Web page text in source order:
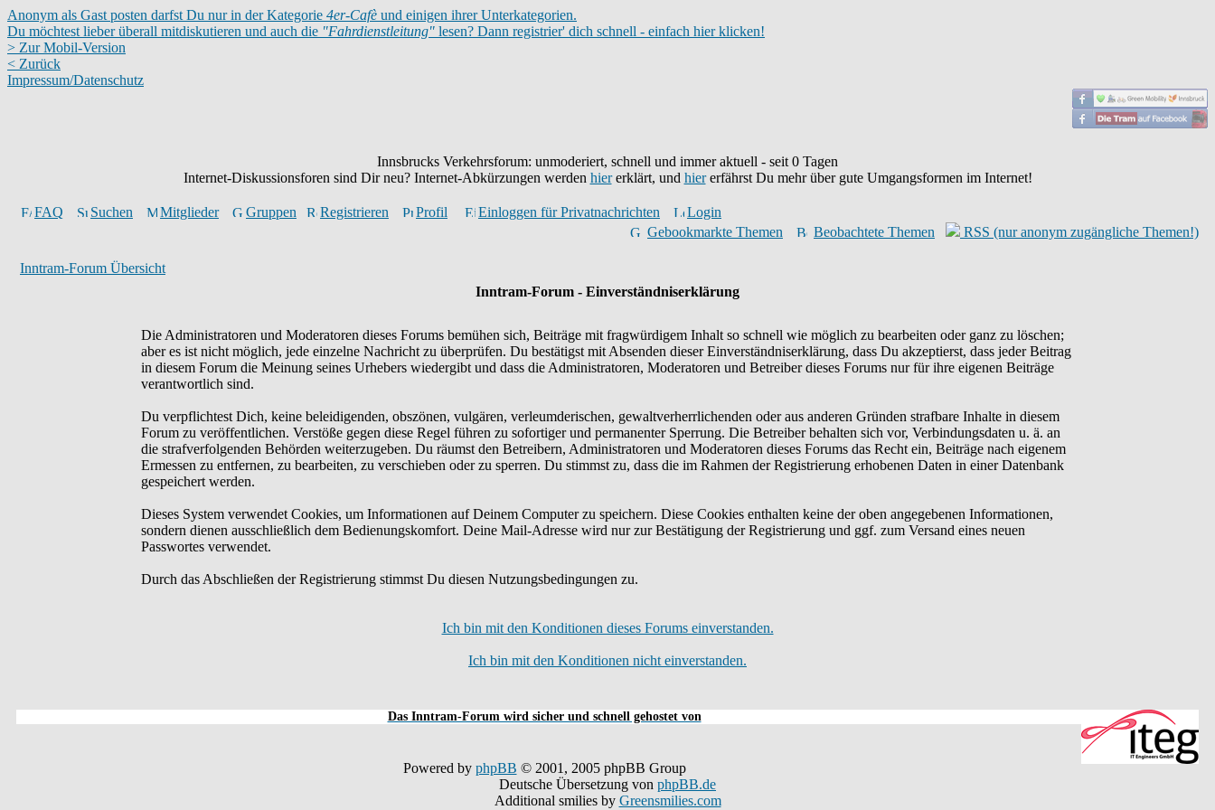
Anonym als Gast posten darfst Du nur in der Kategorie 4er-Cafè und einigen ihrer Unterkategorien.
Du möchtest lieber überall mitdiskutieren und auch die "Fahrdienstleitung" lesen? Dann registrier' dich schnell - einfach hier klicken!
> Zur Mobil-Version
< Zurück
Impressum/Datenschutz
Innsbrucks Verkehrsforum: unmoderiert, schnell und immer aktuell - seit 0 Tagen
Internet-Diskussionsforen sind Dir neu? Internet-Abkürzungen werden hiererklärt, und hiererfährst Du mehr über gute Umgangsformen im Internet!
FAQ Suchen Mitglieder Gruppen Registrieren Profil Einloggen für Privatnachrichten
Login
Gebookmarkte Themen
Beobachtete Themen RSS (nur anonym zugängliche Themen!)
Inntram-Forum Übersicht
Inntram-Forum - Einverständniserklärung
Die Administratoren und Moderatoren dieses Forums bemühen sich, Beiträge mit fragwürdigem Inhalt so schnell wie möglich zu bearbeiten oder ganz zu löschen;
aber es ist nicht möglich, jede einzelne Nachricht zu überprüfen. Du bestätigst mit Absenden dieser Einverständniserklärung, dass Du akzeptierst, dass jeder Beitrag
in diesem Forum die Meinung seines Urhebers wiedergibt und dass die Administratoren, Moderatoren und Betreiber dieses Forums nur für ihre eigenen Beiträge
verantwortlich sind.
Du verpflichtest Dich, keine beleidigenden, obszönen, vulgären, verleumderischen, gewaltverherrlichenden oder aus anderen Gründen strafbare Inhalte in diesem
Forum zu veröffentlichen. Verstöße gegen diese Regel führen zu sofortiger und permanenter Sperrung. Die Betreiber behalten sich vor, Verbindungsdaten u. ä. an
die strafverfolgenden Behörden weiterzugeben. Du räumst den Betreibern, Administratoren und Moderatoren dieses Forums das Recht ein, Beiträge nach eigenem
Ermessen zu entfernen, zu bearbeiten, zu verschieben oder zu sperren. Du stimmst zu, dass die im Rahmen der Registrierung erhobenen Daten in einer Datenbank
gespeichert werden.
Dieses System verwendet Cookies, um Informationen auf Deinem Computer zu speichern. Diese Cookies enthalten keine der oben angegebenen Informationen,
sondern dienen ausschließlich dem Bedienungskomfort. Deine Mail-Adresse wird nur zur Bestätigung der Registrierung und ggf. zum Versand eines neuen
Passwortes verwendet.
Durch das Abschließen der Registrierung stimmst Du diesen Nutzungsbedingungen zu.
Ich bin mit den Konditionen dieses Forums einverstanden.
Ich bin mit den Konditionen nicht einverstanden.
Das Inntram-Forum wird sicher und schnell gehostet von
Powered by phpBB © 2001, 2005 phpBB Group
Deutsche Übersetzung von phpBB.de
Additional smilies by Greensmilies.com